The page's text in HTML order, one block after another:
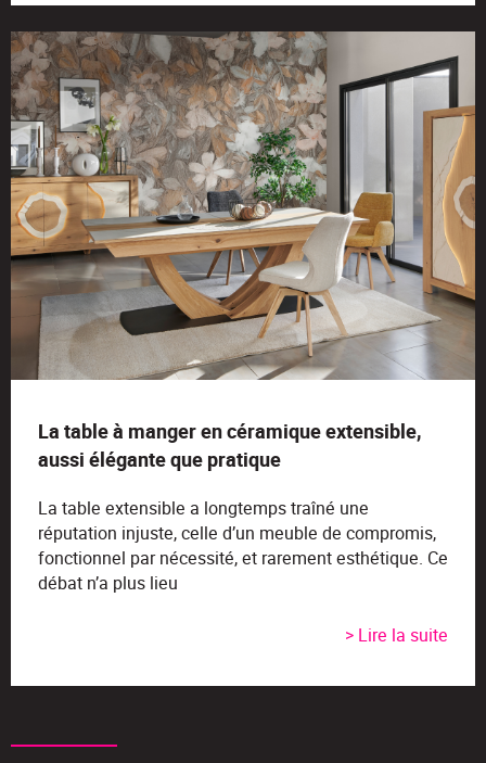
La table à manger en céramique extensible,
aussi élégante que pratique
La table extensible a longtemps traîné une
réputation injuste, celle d’un meuble de compromis,
fonctionnel par nécessité, et rarement esthétique. Ce
débat n’a plus lieu
> Lire la suite